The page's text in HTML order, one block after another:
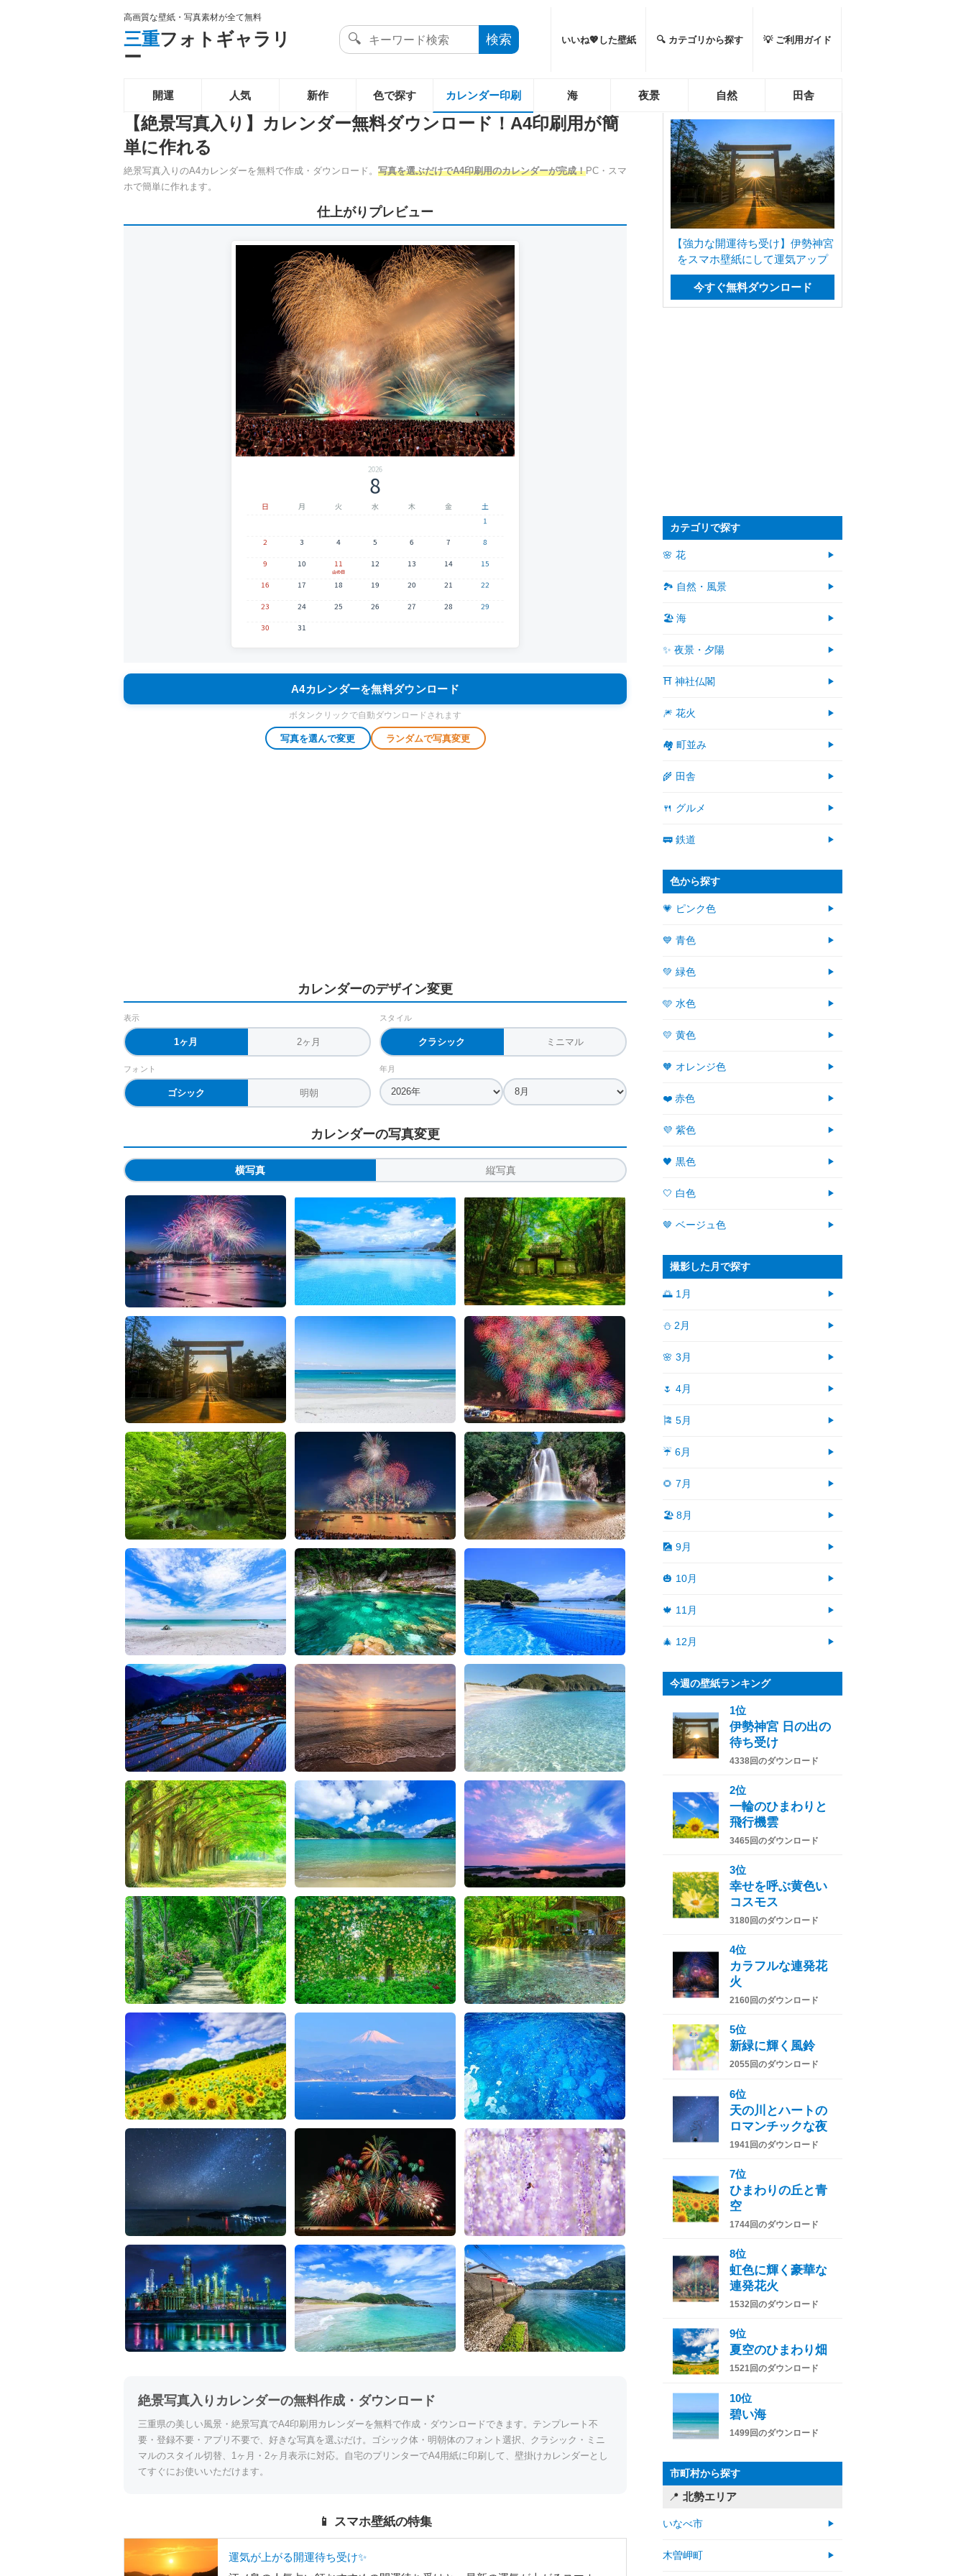
高画質な壁紙・写真素材が全て無料
三重フォトギャラリ
ー
いいね💖した壁紙 🔍 カテゴリから探す 💡 ご利用ガイド
開運 人気 新作 色で探す カレンダー印刷 海 夜景 自然 田舎
【絶景写真入り】カレンダー無料ダウンロード！A4印刷用が簡
単に作れる
絶景写真入りのA4カレンダーを無料で作成・ダウンロード。 写真を選ぶだけでA4印刷用のカレンダーが完成！PC・スマ
ホで簡単に作れます。
仕上がりプレビュー
A4カレンダーを無料ダウンロード
ボタンクリックで自動ダウンロードされます
写真を選んで変更 ランダムで写真変更
カレンダーのデザイン変更
表示
1ヶ月 2ヶ月
スタイル
クラシック ミニマル
フォント
ゴシック 明朝
年月
カレンダーの写真変更
横写真 縦写真
絶景写真入りカレンダーの無料作成・ダウンロード
三重県の美しい風景・絶景写真でA4印刷用カレンダーを無料で作成・ダウンロードできます。テンプレート不
要・登録不要・アプリ不要で、好きな写真を選ぶだけ。ゴシック体・明朝体のフォント選択、クラシック・ミニ
マルのスタイル切替、1ヶ月・2ヶ月表示に対応。自宅のプリンターでA4用紙に印刷して、壁掛けカレンダーとし
てすぐにお使いいただけます。
📱 スマホ壁紙の特集
運気が上がる開運待ち受け✨
【強力な開運待ち受け】伊勢神宮
をスマホ壁紙にして運気アップ
今すぐ無料ダウンロード
カテゴリで探す
🌸 花
🏞️ 自然・風景
🏖 海
✨ 夜景・夕陽
⛩ 神社仏閣
🎆 花火
🏘 町並み
🌾 田舎
🍴 グルメ
🚃 鉄道
色から探す
💗 ピンク色
💙 青色
💚 緑色
🩵 水色
💛 黄色
🧡 オレンジ色
❤️ 赤色
💜 紫色
🖤 黒色
🤍 白色
🤎 ベージュ色
撮影した月で探す
🌅 1月
⛄ 2月
🌸 3月
🌷 4月
🎏 5月
☔ 6月
🌻 7月
🏖 8月
🎑 9月
🎃 10月
🍁 11月
🎄 12月
今週の壁紙ランキング
1位
伊勢神宮 日の出の
待ち受け
4338回のダウンロード
2位
一輪のひまわりと
飛行機雲
3465回のダウンロード
3位
幸せを呼ぶ黄色い
コスモス
3180回のダウンロード
4位
カラフルな連発花
火
2160回のダウンロード
5位
新緑に輝く風鈴
2055回のダウンロード
6位
天の川とハートの
ロマンチックな夜
1941回のダウンロード
7位
ひまわりの丘と青
空
1744回のダウンロード
8位
虹色に輝く豪華な
連発花火
1532回のダウンロード
9位
夏空のひまわり畑
1521回のダウンロード
10位
碧い海
1499回のダウンロード
市町村から探す
北勢エリア
いなべ市
木曽岬町